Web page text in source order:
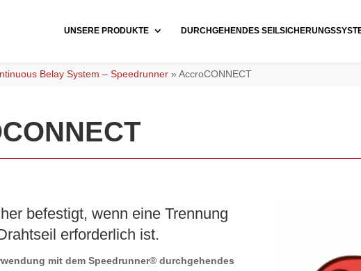
UNSERE PRODUKTE DURCHGEHENDES
Belay System – Speedrunner » AccroCONNECT
befestigt, wenn eine Trennung
erforderlich ist.
mit dem Speedrunner® durchgehendes